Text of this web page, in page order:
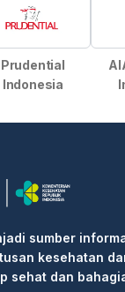
Prudential
Indonesia
sumber
kesehatan
sehat dan